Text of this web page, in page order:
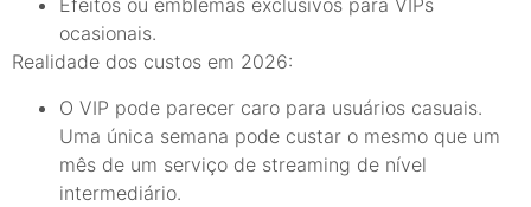
Efeitos ou emblemas exclusivos para VIPs
ocasionais.
Realidade dos custos em 2026:
O VIP pode parecer caro para usuários casuais.
Uma única semana pode custar o mesmo que um
mês de um serviço de streaming de nível
intermediário.